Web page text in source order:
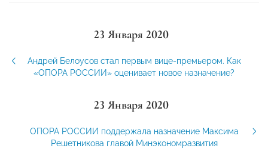
23 Января 2020
Андрей Белоусов стал первым вице-премьером. Как
«ОПОРА РОССИИ» оценивает новое назначение?
23 Января 2020
ОПОРА РОССИИ поддержала назначение Максима
Решетникова главой Минэкономразвития